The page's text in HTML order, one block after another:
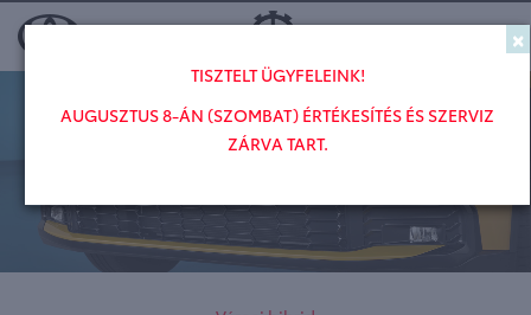
×
TISZTELT ÜGYFELEINK!
AUGUSZTUS 8-ÁN (SZOMBAT) ÉRTÉKESÍTÉS ÉS SZERVIZ
ZÁRVA TART.